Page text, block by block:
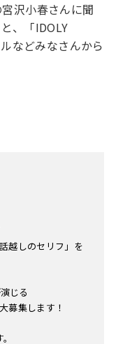
沢小春さんに聞
、
「IDOLY
などみなさんから
越しのセリフ」を
じる
募集します！